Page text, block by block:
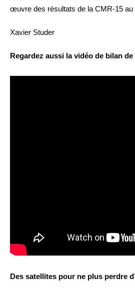
œuvre des résultats de la CMR-15 au
Xavier Studer
Regardez aussi la vidéo de bilan de
Des satellites pour ne plus perdre